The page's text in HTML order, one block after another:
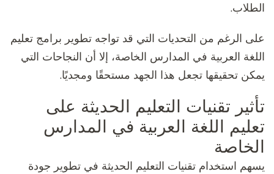
الطلاب.
على الرغم من التحديات التي قد تواجه تطوير برامج تعليم
اللغة العربية في المدارس الخاصة، إلا أن النجاحات التي
يمكن تحقيقها تجعل هذا الجهد مستحقًا ومجديًا.
تأثير تقنيات التعليم الحديثة على
تعليم اللغة العربية في المدارس
الخاصة
يسهم استخدام تقنيات التعليم الحديثة في تطوير جودة